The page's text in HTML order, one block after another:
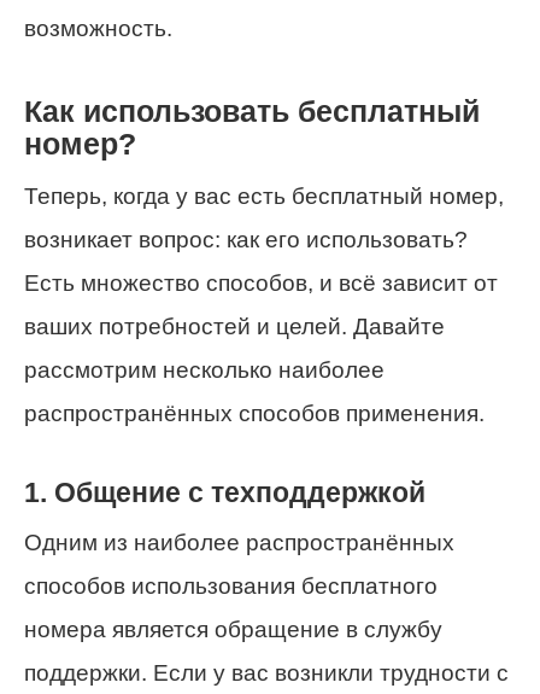
возможность.
Как использовать бесплатный
номер?
Теперь, когда у вас есть бесплатный номер,
возникает вопрос: как его использовать?
Есть множество способов, и всё зависит от
ваших потребностей и целей. Давайте
рассмотрим несколько наиболее
распространённых способов применения.
1. Общение с техподдержкой
Одним из наиболее распространённых
способов использования бесплатного
номера является обращение в службу
поддержки. Если у вас возникли трудности с